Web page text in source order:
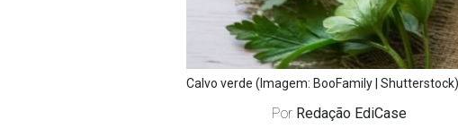
Calvo verde (Imagem: BooFamily | Shutterstock)
Por Redação EdiCase